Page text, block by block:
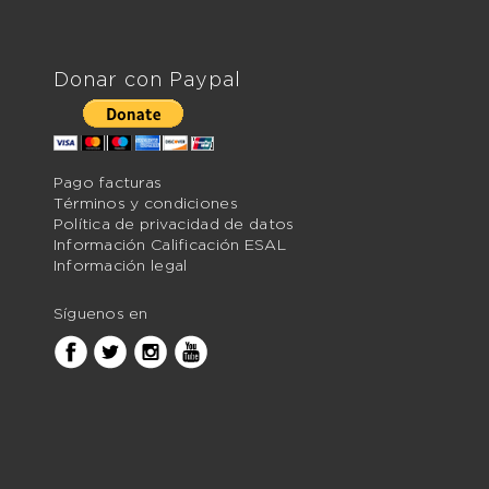
Donar con Paypal
Pago facturas
Términos y condiciones
Política de privacidad de datos
Información Calificación ESAL
Información legal
Síguenos en